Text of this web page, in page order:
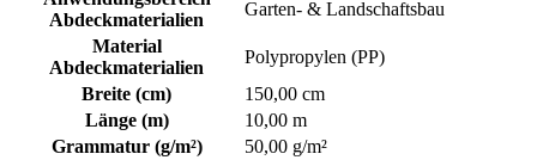
Abdeckmaterialien
Garten- & Landschaftsbau
Material
Abdeckmaterialien
Polypropylen (PP)
Breite (cm)
150,00 cm
Länge (m)
10,00 m
Grammatur (g/m²)
50,00 g/m²